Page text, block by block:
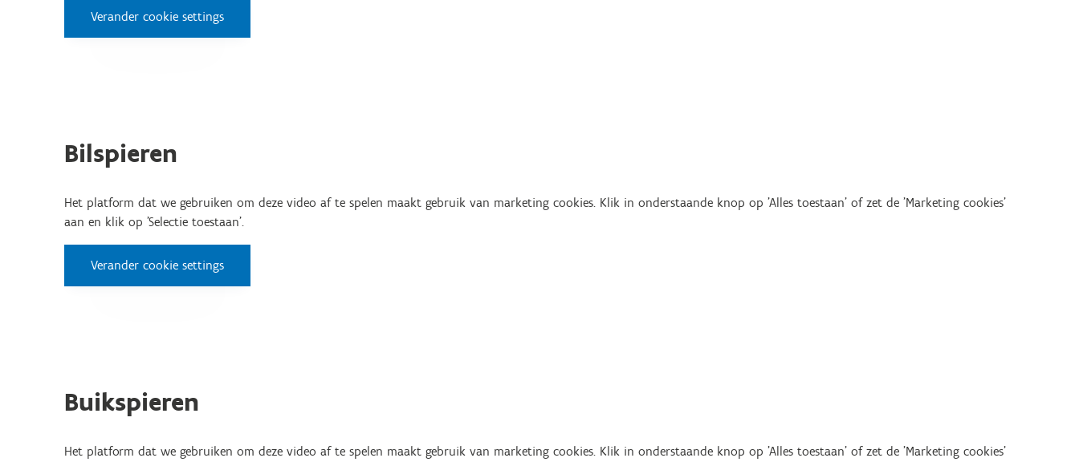
Verander cookie settings
Bilspieren
Het platform dat we gebruiken om deze video af te spelen maakt gebruik van marketing cookies. Klik in onderstaande knop op 'Alles toestaan' of zet de 'Marketing cookies'
aan en klik op 'Selectie toestaan'.
Verander cookie settings
Buikspieren
Het platform dat we gebruiken om deze video af te spelen maakt gebruik van marketing cookies. Klik in onderstaande knop op 'Alles toestaan' of zet de 'Marketing cookies'